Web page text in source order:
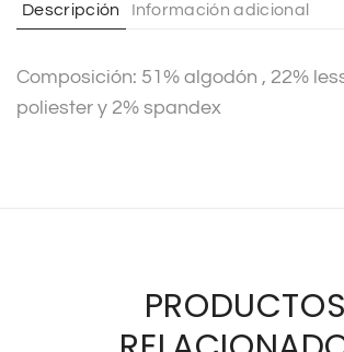
i
e
:
Descripción Información adicional
Composición: 51% algodón , 22%
poliester y 2% spandex
PRODUCTOS